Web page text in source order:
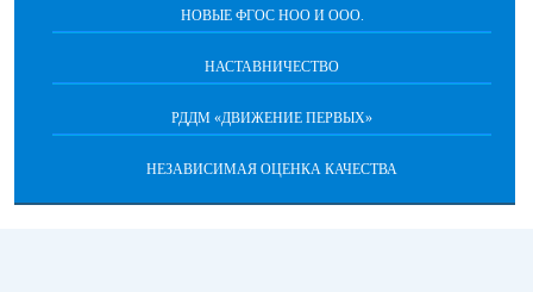
НОВЫЕ ФГОС НОО И ООО.
НАСТАВНИЧЕСТВО
РДДМ «ДВИЖЕНИЕ ПЕРВЫХ»
НЕЗАВИСИМАЯ ОЦЕНКА КАЧЕСТВА